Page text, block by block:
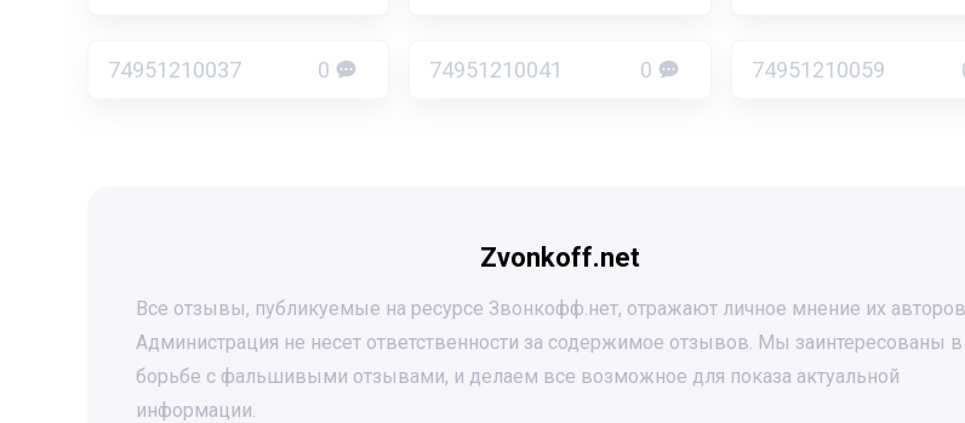
74951210037 0 74951210041 0 74951210059
Zvonkoff.net
Все отзывы, публикуемые на ресурсе Звонкофф.нет, отражают личное мнение их
Администрация не несет ответственности за содержимое отзывов. Мы заинтересованы в
борьбе с фальшивыми отзывами, и делаем все возможное для показа актуальной
информации.